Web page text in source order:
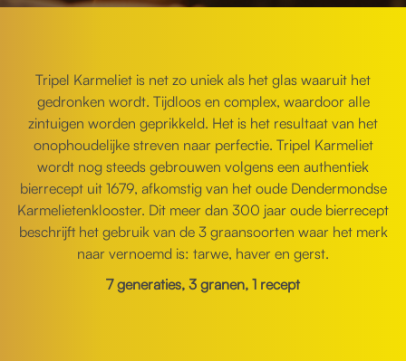
Tripel Karmeliet is net zo uniek als het glas waaruit het
gedronken wordt. Tijdloos en complex, waardoor alle
zintuigen worden geprikkeld. Het is het resultaat van het
onophoudelijke streven naar perfectie. Tripel Karmeliet
wordt nog steeds gebrouwen volgens een authentiek
bierrecept uit 1679, afkomstig van het oude Dendermondse
Karmelietenklooster. Dit meer dan 300 jaar oude bierrecept
beschrijft het gebruik van de 3 graansoorten waar het merk
naar vernoemd is: tarwe, haver en gerst.
7 generaties, 3 granen, 1 recept